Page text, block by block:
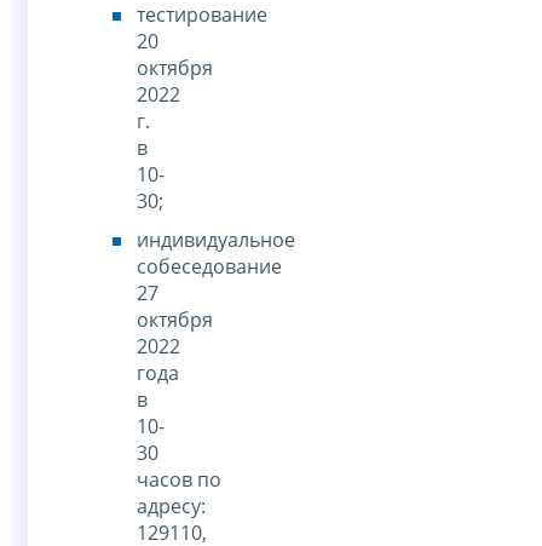
тестирование
20
октября
2022
г.
в
10-
30;
индивидуальное
собеседование
27
октября
2022
года
в
10-
30
часов по
адресу:
129110,